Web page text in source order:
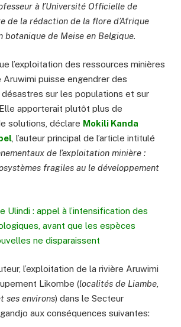
à l’Université Officielle de
de la rédaction de la flore d’Afrique
botanique de Meise en Belgique.
l’exploitation des ressources minières
puisse engendrer des
sur les populations et sur
Elle apporterait plutôt plus de
solutions, déclare Mokili Kanda
, l’auteur principal de l’article intitulé
de l’exploitation minière :
fragiles au le développement
Ulindi : appel à l’intensification des
avant que les espèces
ne disparaissent
l’exploitation de la rivière Aruwimi
Likombe (localités de Liambe,
ses environs) dans le Secteur
aux conséquences suivantes: